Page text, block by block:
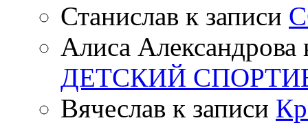
Станислав к записи
Алиса Александрова
ДЕТСКИЙ
Вячеслав к записи